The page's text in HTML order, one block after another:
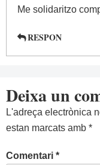
Me solidaritzo
RESPON
Deixa un
L'adreça electrònica
estan marcats amb *
Comentari *